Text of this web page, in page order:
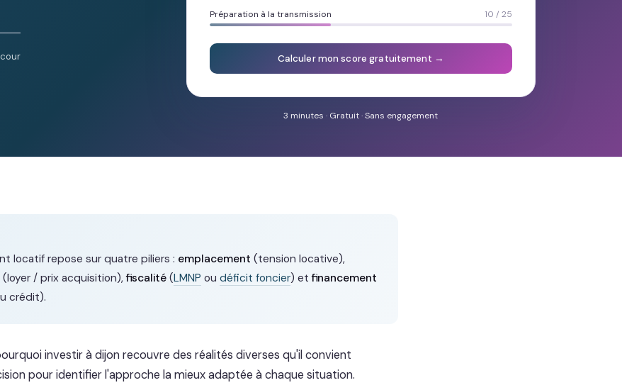
Préparation à la transmission 10 / 25
Calculer mon score gratuitement →
3 minutes · Gratuit · Sans engagement
locatif repose sur quatre piliers : emplacement (tension locative),
(loyer / prix acquisition),fiscalité (LMNP ou déficit foncier) etfinancement
crédit).
investir à dijon recouvre des réalités diverses qu'il convient
pour identifier l'approche la mieux adaptée à chaque situation.